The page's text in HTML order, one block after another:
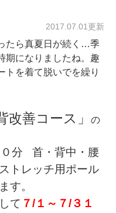
2017.07.01更新
たら真夏日が続く…季
期になりましたね。趣
トを着て脱いでを繰り
改善コース」
の
分
首・背中・腰
トレッチ用ポール
す。
て ７/１～７/３１